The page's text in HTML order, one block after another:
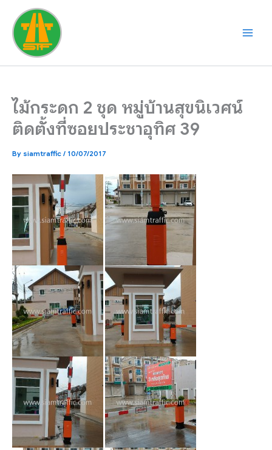
content
ไม้กระดก 2 ชุด หมู่บ้านสุขนิเวศน์
ติดตั้งที่ซอยประชาอุทิศ 39
By siamtraffic / 10/07/2017